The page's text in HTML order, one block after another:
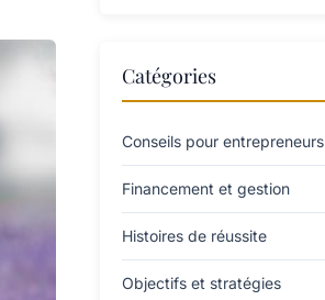
Catégories
Conseils pour entrepreneurs
Financement et gestion
Histoires de réussite
Objectifs et stratégies